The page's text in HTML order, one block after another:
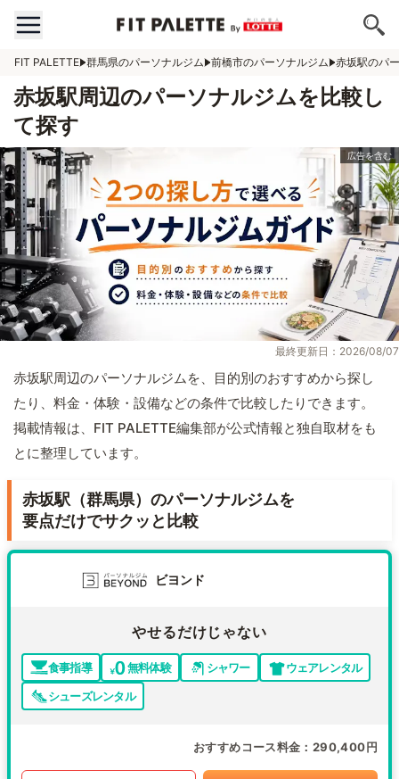
FIT PALETTE 群馬県のパーソナルジム 前橋市のパーソナルジム 赤坂駅のパ
赤坂駅周辺のパーソナルジムを比較し
て探す
最終更新日：2026/08/07
赤坂駅周辺のパーソナルジムを、目的別のおすすめから探し
たり、料金・体験・設備などの条件で比較したりできます。
掲載情報は、FIT PALETTE編集部が公式情報と独自取材をも
とに整理しています。
赤坂駅（群馬県）のパーソナルジムを
要点だけでサクッと比較
ビヨンド
やせるだけじゃない
食事指導 無料体験 シャワー
ウェアレンタル
シューズレンタル
おすすめコース料金 290,400円